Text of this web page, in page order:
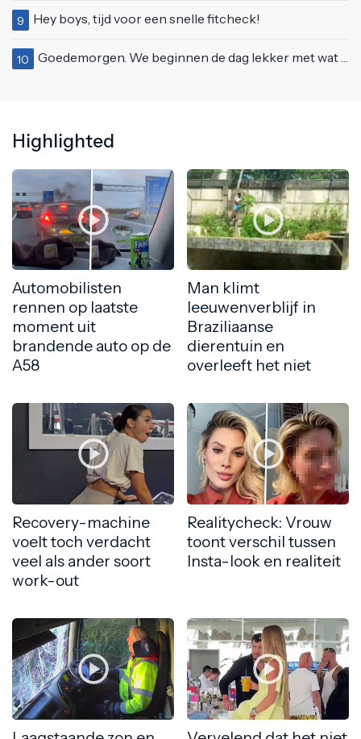
9 Hey boys, tijd voor een snelle fitcheck!
10 Goedemorgen. We beginnen de dag lekker met wat rek- en strekoefeningen
Highlighted
Automobilisten
rennen op laatste
moment uit
brandende auto op de
A58
Man klimt
leeuwenverblijf in
Braziliaanse
dierentuin en
overleeft het niet
Recovery-machine
voelt toch verdacht
veel als ander soort
work-out
Realitycheck: Vrouw
toont verschil tussen
Insta-look en realiteit